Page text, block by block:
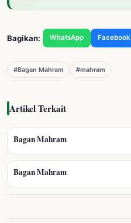
Bagikan: WhatsApp Facebook
#Bagan Mahram #mahram
Artikel Terkait
Bagan Mahram
Bagan Mahram